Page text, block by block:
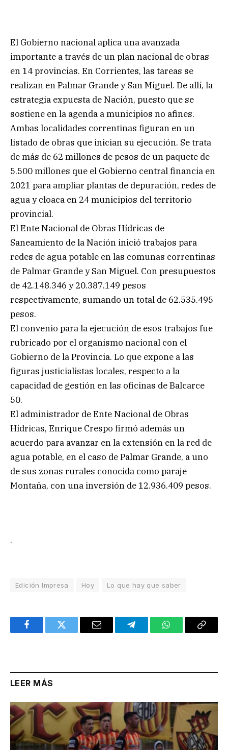
El Gobierno nacional aplica una avanzada
importante a través de un plan nacional de obras
en 14 provincias. En Corrientes, las tareas se
realizan en Palmar Grande y San Miguel. De allí, la
estrategia expuesta de Nación, puesto que se
sostiene en la agenda a municipios no afines.
Ambas localidades correntinas figuran en un
listado de obras que inician su ejecución. Se trata
de más de 62 millones de pesos de un paquete de
5.500 millones que el Gobierno central financia en
2021 para ampliar plantas de depuración, redes de
agua y cloaca en 24 municipios del territorio
provincial.
El Ente Nacional de Obras Hídricas de
Saneamiento de la Nación inició trabajos para
redes de agua potable en las comunas correntinas
de Palmar Grande y San Miguel. Con presupuestos
de 42.148.346 y 20.387.149 pesos
respectivamente, sumando un total de 62.535.495
pesos.
El convenio para la ejecución de esos trabajos fue
rubricado por el organismo nacional con el
Gobierno de la Provincia. Lo que expone a las
figuras justicialistas locales, respecto a la
capacidad de gestión en las oficinas de Balcarce
50.
El administrador de Ente Nacional de Obras
Hídricas, Enrique Crespo firmó además un
acuerdo para avanzar en la extensión en la red de
agua potable, en el caso de Palmar Grande, a uno
de sus zonas rurales conocida como paraje
Montaña, con una inversión de 12.936.409 pesos.
.
Edición Impresa Hoy Lo que hay que saber
FacebookTwitter Email TelegramWhatsAppCopy
LEER MÁS